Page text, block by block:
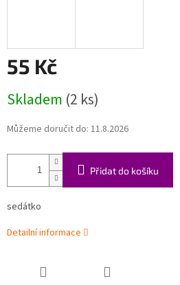
55 Kč
cena:
Skladem (2 ks)
Můžeme doručit do: 11.8.2026
Přidat do košíku
sedátko
Detailní informace